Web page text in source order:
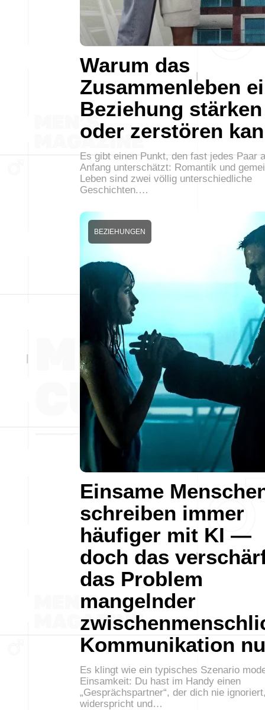
Warum das
Zusammenleben
Beziehung stärken
oder zerstören
Es gibt einen Punkt, den fast jedes Paar
Anfang unterschätzt: Romantik und
Leben sind zwei völlig unterschiedliche
Geschichten.…
Einsame
schreiben immer
häufiger mit KI —
doch das
das Problem
mangelnder
Kommunikation
BEZIEHUNGEN
Es klingt wie ein typisches Szenario
Einsamkeit: Du hast im Handy einen
„Gesprächspartner“, der dich nie
widerspricht und…